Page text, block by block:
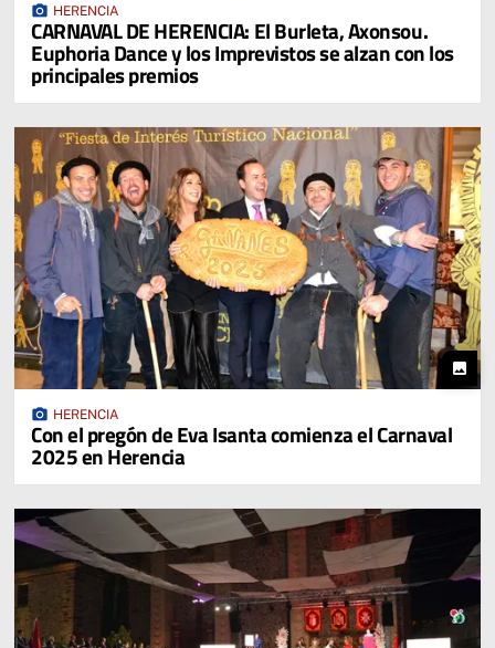
photo_camera HERENCIA
CARNAVAL DE HERENCIA: El Burleta, Axonsou.
Euphoria Dance y los Imprevistos se alzan con los
principales premios
photo
photo_camera HERENCIA
Con el pregón de Eva Isanta comienza el Carnaval
2025 en Herencia